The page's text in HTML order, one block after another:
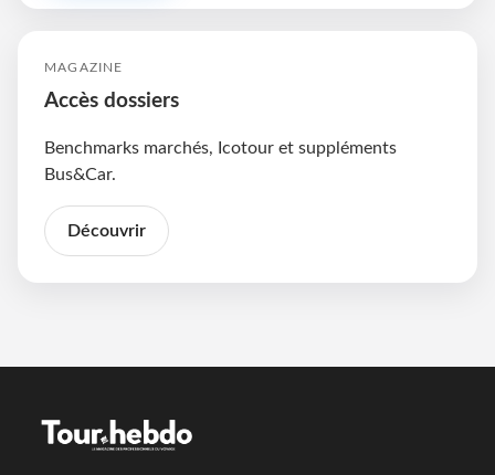
MAGAZINE
Accès dossiers
Benchmarks marchés, Icotour et suppléments
Bus&Car.
Découvrir